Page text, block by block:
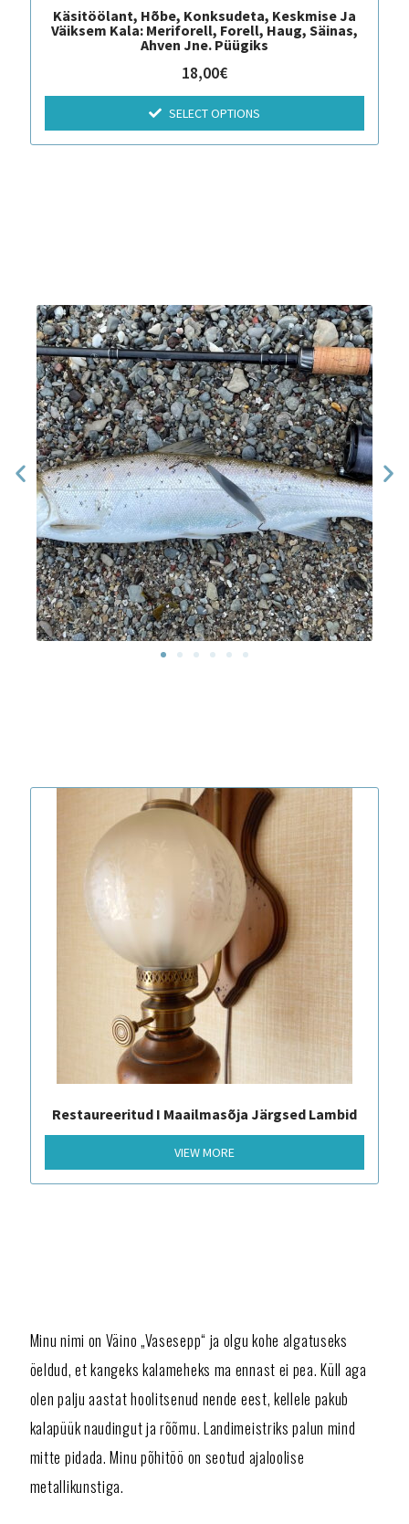
Käsitöölant, Hõbe, Konksudeta, Keskmise Ja
Väiksem Kala: Meriforell, Forell, Haug, Säinas,
Ahven Jne. Püügiks
18,00€
SELECT OPTIONS
Restaureeritud I Maailmasõja Järgsed Lambid
VIEW MORE
Minu nimi on Väino „Vasesepp“ ja olgu kohe algatuseks
öeldud, et kangeks kalameheks ma ennast ei pea. Küll aga
olen palju aastat hoolitsenud nende eest, kellele pakub
kalapüük naudingut ja rõõmu. Landimeistriks palun mind
mitte pidada. Minu põhitöö on seotud ajaloolise
metallikunstiga.